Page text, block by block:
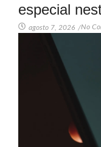
especial
agosto 7, 2026 /No